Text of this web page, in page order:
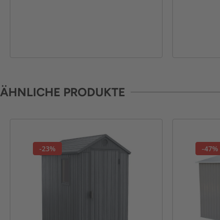
ÄHNLICHE PRODUKTE
-23% -47%